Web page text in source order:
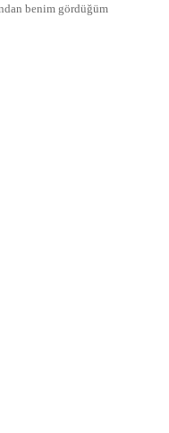
benim gördüğüm